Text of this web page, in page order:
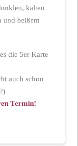
kalten
und heißem
die 5er Karte
auch schon
Termin!